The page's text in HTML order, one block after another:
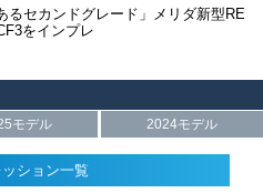
るセカンドグレード」メリダ新型RE
をインプレ
モデル 2024モデル
ション一覧